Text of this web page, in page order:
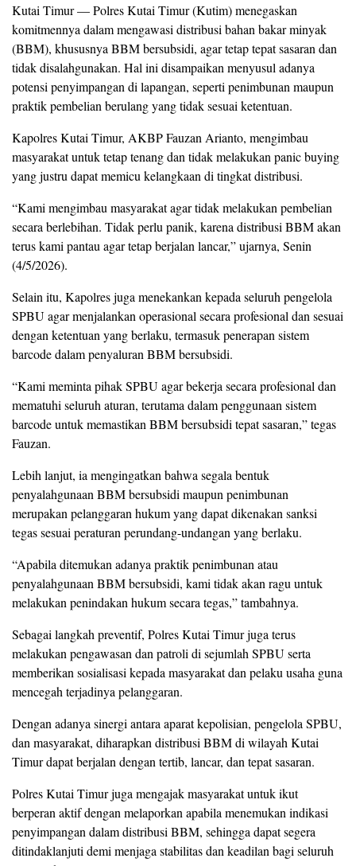
Kutai Timur — Polres Kutai Timur (Kutim) menegaskan
komitmennya dalam mengawasi distribusi bahan bakar minyak
(BBM), khususnya BBM bersubsidi, agar tetap tepat sasaran dan
tidak disalahgunakan. Hal ini disampaikan menyusul adanya
potensi penyimpangan di lapangan, seperti penimbunan maupun
praktik pembelian berulang yang tidak sesuai ketentuan.
Kapolres Kutai Timur, AKBP Fauzan Arianto, mengimbau
masyarakat untuk tetap tenang dan tidak melakukan panic buying
yang justru dapat memicu kelangkaan di tingkat distribusi.
“Kami mengimbau masyarakat agar tidak melakukan pembelian
secara berlebihan. Tidak perlu panik, karena distribusi BBM akan
terus kami pantau agar tetap berjalan lancar,” ujarnya, Senin
(4/5/2026).
Selain itu, Kapolres juga menekankan kepada seluruh pengelola
SPBU agar menjalankan operasional secara profesional dan sesuai
dengan ketentuan yang berlaku, termasuk penerapan sistem
barcode dalam penyaluran BBM bersubsidi.
“Kami meminta pihak SPBU agar bekerja secara profesional dan
mematuhi seluruh aturan, terutama dalam penggunaan sistem
barcode untuk memastikan BBM bersubsidi tepat sasaran,” tegas
Fauzan.
Lebih lanjut, ia mengingatkan bahwa segala bentuk
penyalahgunaan BBM bersubsidi maupun penimbunan
merupakan pelanggaran hukum yang dapat dikenakan sanksi
tegas sesuai peraturan perundang-undangan yang berlaku.
“Apabila ditemukan adanya praktik penimbunan atau
penyalahgunaan BBM bersubsidi, kami tidak akan ragu untuk
melakukan penindakan hukum secara tegas,” tambahnya.
Sebagai langkah preventif, Polres Kutai Timur juga terus
melakukan pengawasan dan patroli di sejumlah SPBU serta
memberikan sosialisasi kepada masyarakat dan pelaku usaha guna
mencegah terjadinya pelanggaran.
Dengan adanya sinergi antara aparat kepolisian, pengelola SPBU,
dan masyarakat, diharapkan distribusi BBM di wilayah Kutai
Timur dapat berjalan dengan tertib, lancar, dan tepat sasaran.
Polres Kutai Timur juga mengajak masyarakat untuk ikut
berperan aktif dengan melaporkan apabila menemukan indikasi
penyimpangan dalam distribusi BBM, sehingga dapat segera
ditindaklanjuti demi menjaga stabilitas dan keadilan bagi seluruh